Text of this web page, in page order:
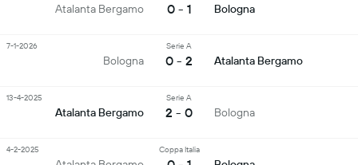
Atalanta Bergamo 0 - 1 Bologna
Bologna
Serie A
0 - 2 Atalanta Bergamo
7-1-2026
Atalanta Bergamo
Serie A
2 - 0 Bologna
13-4-2025
Coppa Italia
4-2-2025